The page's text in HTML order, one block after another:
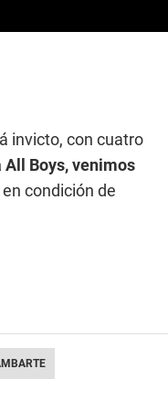
invicto, con cuatro
Boys, venimos
condición de